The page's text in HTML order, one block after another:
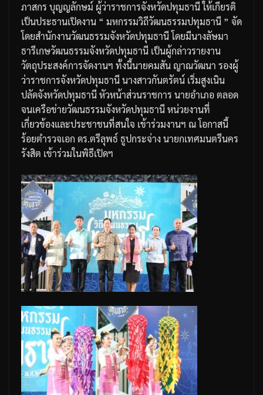
ภาสกร บุญญลักษม์ ผู้ว่าราชการจังหวัดปทุมธานีให้เกียรติ
เป็นประธานเปิดงาน “ มหกรรมวิถีวัฒนธรรมปทุมธานี ” จัด
โดยสำนักงานวัฒนธรรมจังหวัดปทุมธานีโดยมีนางลัษมา
ธารีเกษวัฒนธรรมจังหวัดปทุมธานี เป็นผู้กล่าวรายงาน
วัตถุประสงค์การจัดงานฯ ทั้งนี้นายคมสันญาณวัฒนา รองผู้
ว่าราชการจังหวัดปทุมธานีนางสาวกันตรัตน์ เริ่มสูงเนิน
ปลัดจังหวัดปทุมธานีหัวหน้าส่วนราชการ นายอำเภอตลอด
จนเครือข่ายวัฒนธรรมจังหวัดปทุมธานีหน่วยงานที่
เกี่ยวข้องและประชาชนที่สนใจ เข้าร่วมงานฯ ณโอกาสนี้
ร้อยตำรวจเอก ดร.ตรีลุพธ์ ธูปกระจ่าง นายกเทศมนตรีนคร
รังสิต เข้าร่วมในพิธีเปิดฯ